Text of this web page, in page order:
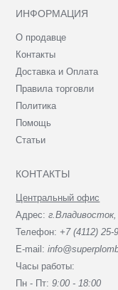
ИНФОРМАЦИЯ
О продавце
Контакты
Доставка и Оплата
Правила торговли
Политика
Помощь
Статьи
КОНТАКТЫ
Центральный офис
Адрес:
Телефон: +7 (4112) 25-
E-mail:
Часы работы:
Пн - Пт:9:00 - 18:00